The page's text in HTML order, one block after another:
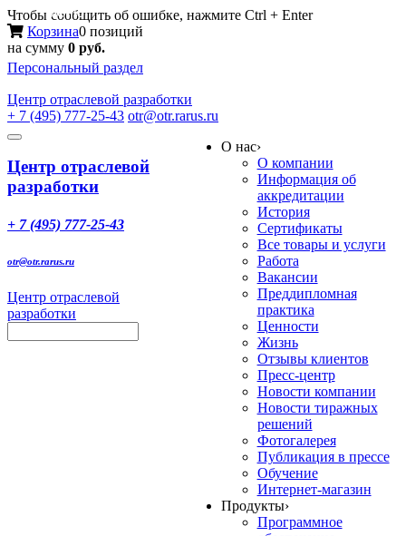
Чтобы сообщить об ошибке, нажмите Ctrl + Enter
Корзина0 позиций
на сумму 0 руб.
Персональный раздел
Центр отраслевой разработки
+ 7 (495) 777-25-43 otr@otr.rarus.ru
Toggle
Меню
Центр отраслевой
разработки
+ 7 (495) 777-25-43
otr@otr.rarus.ru
Центр отраслевой
разработки
О нас›
О компании
Информация об
аккредитации
История
Сертификаты
Все товары и услуги
Работа
Вакансии
Преддипломная
практика
Ценности
Жизнь
Отзывы клиентов
Пресс-центр
Новости компании
Новости тиражных
решений
Фотогалерея
Публикация в прессе
Обучение
Интернет-магазин
Продукты›
Программное